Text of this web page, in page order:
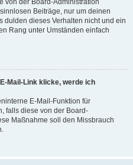
von der Board-Administration
Beiträge, nur um deinen
dieses Verhalten nicht und ein
Rang unter Umständen einfach
Mail-Link klicke, werde ich
E-Mail-Funktion für
falls diese von der Board-
Maßnahme soll den Missbrauch